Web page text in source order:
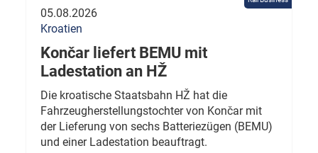
05.08.2026
Kroatien
Končar liefert BEMU mit
Ladestation an HŽ
Die kroatische Staatsbahn HŽ hat die
Fahrzeugherstellungstochter von Končar mit
der Lieferung von sechs Batteriezügen (BEMU)
und einer Ladestation beauftragt.